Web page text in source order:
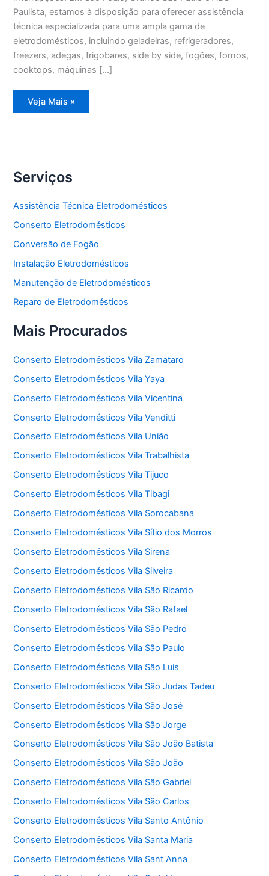
Paulista, estamos à disposição para oferecer assistência
técnica especializada para uma ampla gama de
eletrodomésticos, incluindo geladeiras, refrigeradores,
freezers, adegas, frigobares, side by side, fogões, fornos,
cooktops, máquinas […]
Assistência
Técnica
Veja Mais »
Serviços
Assistência Técnica Eletrodomésticos
Conserto Eletrodomésticos
Conversão de Fogão
Instalação Eletrodomésticos
Manutenção de Eletrodomésticos
Reparo de Eletrodomésticos
Mais Procurados
Conserto Eletrodomésticos Vila Zamataro
Conserto Eletrodomésticos Vila Yaya
Conserto Eletrodomésticos Vila Vicentina
Conserto Eletrodomésticos Vila Venditti
Conserto Eletrodomésticos Vila União
Conserto Eletrodomésticos Vila Trabalhista
Conserto Eletrodomésticos Vila Tijuco
Conserto Eletrodomésticos Vila Tibagi
Conserto Eletrodomésticos Vila Sorocabana
Conserto Eletrodomésticos Vila Sítio dos Morros
Conserto Eletrodomésticos Vila Sirena
Conserto Eletrodomésticos Vila Silveira
Conserto Eletrodomésticos Vila São Ricardo
Conserto Eletrodomésticos Vila São Rafael
Conserto Eletrodomésticos Vila São Pedro
Conserto Eletrodomésticos Vila São Paulo
Conserto Eletrodomésticos Vila São Luis
Conserto Eletrodomésticos Vila São Judas Tadeu
Conserto Eletrodomésticos Vila São José
Conserto Eletrodomésticos Vila São Jorge
Conserto Eletrodomésticos Vila São João Batista
Conserto Eletrodomésticos Vila São João
Conserto Eletrodomésticos Vila São Gabriel
Conserto Eletrodomésticos Vila São Carlos
Conserto Eletrodomésticos Vila Santo Antônio
Conserto Eletrodomésticos Vila Santa Maria
Conserto Eletrodomésticos Vila Sant Anna